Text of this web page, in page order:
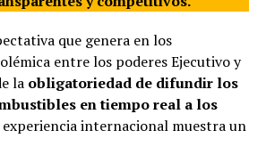
que genera en los
entre los poderes Ejecutivo y
la obligatoriedad de difundir los
en tiempo real a los
experiencia internacional muestra un